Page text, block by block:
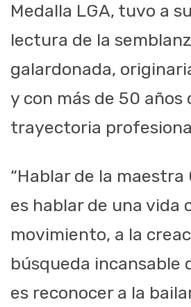
Medalla LGA, tuvo a
lectura de la
galardonada,
y con más de 50 años
trayectoria
“Hablar de la maestra
es hablar de una vida
movimiento, a la
búsqueda incansable
es reconocer a la